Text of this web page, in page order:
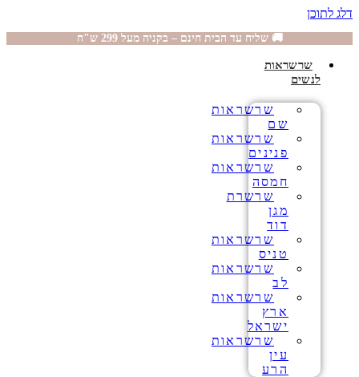
דלג לתוכן
🚚 שליח עד הבית חינם – בקניה מעל 299 ש"ח
שרשראות
לנשים
שרשראות
שם
שרשראות
פנינים
שרשראות
חמסה
שרשרת
מגן
דוד
שרשראות
טניס
שרשראות
לב
שרשראות
ארץ
ישראל
שרשראות
עין
הרע